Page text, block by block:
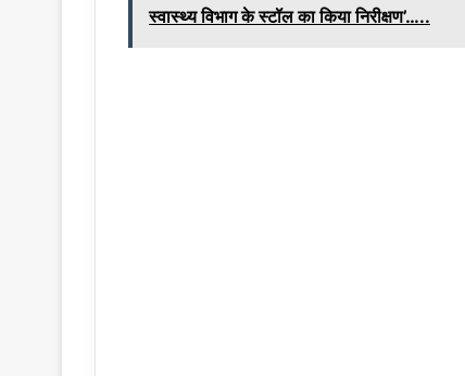
स्वास्थ्य विभाग के स्टॉल का किया निरीक्षण’…..